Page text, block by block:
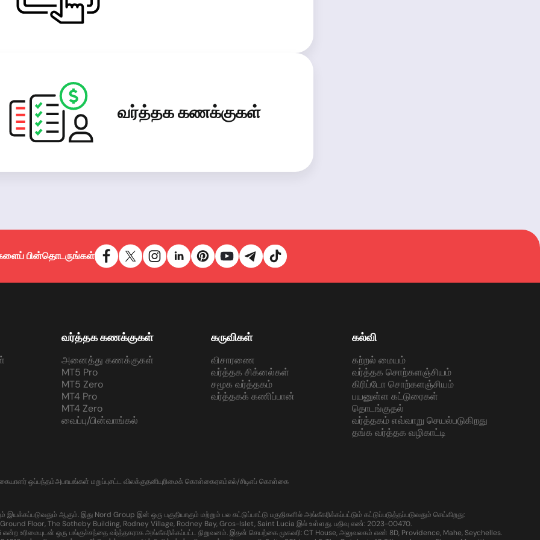
வர்த்தக கணக்குகள்
பின்தொடருங்கள்
வர்த்தக கணக்குகள்
அனைத்து கணக்குகள்
MT5 Pro
MT5 Zero
MT4 Pro
MT4 Zero
வைப்பு/பின்வாங்கல்
கருவிகள்
விசாரணை
வர்த்தக சிக்னல்கள்
சமூக வர்த்தகம்
வர்த்தகக் கணிப்பான்
கல்வி
கற்றல் மையம்
வர்த்தக சொற்களஞ்சியம்
கிரிப்டோ சொற்களஞ்சியம்
பயனுள்ள கட்டுரைகள்
தொடங்குதல்
வர்த்தகம் எவ்வாறு செயல்படுகிறது
தங்க வர்த்தக வழிகாட்டி
ஒப்பந்தம்அபாயங்கள் மறுப்புசட்ட விலக்குதனியுரிமைக் கொள்கைஏஎம்எல்/சிடிஎப் கொள்கை
ஆகும். இது Nord Group இன் ஒரு பகுதியாகும் மற்றும் பல கட்டுப்பாட்டு பகுதிகளில் அங்கீகரிக்கப்பட்டும் கட்டுப்படுத்தப்படுவதும் செய்கிறது:
Floor, The Sotheby Building, Rodney Village, Rodney Bay, Gros-Islet, Saint Lucia இல் உள்ளது. பதிவு எண்: 2023-00470.
உரிமையுடன் ஒரு பங்குச்சந்தை வர்த்தகராக அங்கீகரிக்கப்பட்ட நிறுவனம். இதன் செயற்கை முகவரி: CT House, அலுவலகம் எண் 8D, Providence, Mahe, Seychelles.